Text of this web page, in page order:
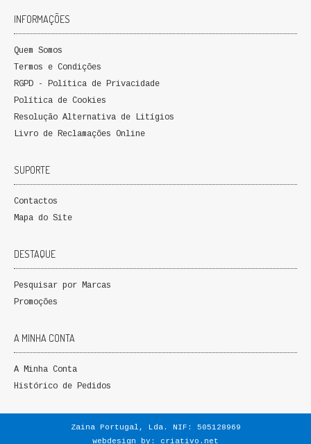
INFORMAÇÕES
Quem Somos
Termos e Condições
RGPD - Política de Privacidade
Política de Cookies
Resolução Alternativa de Litígios
Livro de Reclamações Online
SUPORTE
Contactos
Mapa do Site
DESTAQUE
Pesquisar por Marcas
Promoções
A MINHA CONTA
A Minha Conta
Histórico de Pedidos
Zaina Portugal, Lda. NIF: 505128969
webdesign by: criativo.net